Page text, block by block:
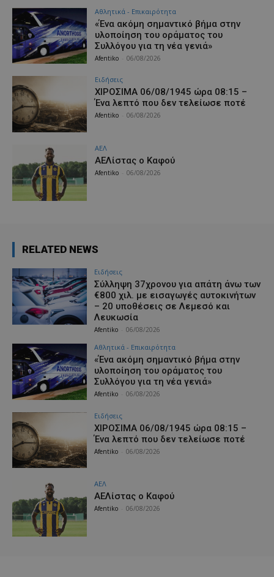
Αθλητικά - Επικαιρότητα
«Ένα ακόμη σημαντικό βήμα στην
υλοποίηση του οράματος του
Συλλόγου για τη νέα γενιά»
Afentiko 06/08/2026
Ειδήσεις
ΧΙΡΟΣΙΜΑ 06/08/1945 ώρα 08:15 –
Ένα λεπτό που δεν τελείωσε ποτέ
Afentiko 06/08/2026
ΑΕΛ
ΑΕΛίστας ο Καφού
Afentiko 06/08/2026
RELATED NEWS
Ειδήσεις
Σύλληψη 37χρονου για απάτη άνω των
€800 χιλ. με εισαγωγές αυτοκινήτων
– 20 υποθέσεις σε Λεμεσό και
Λευκωσία
Afentiko 06/08/2026
Αθλητικά - Επικαιρότητα
«Ένα ακόμη σημαντικό βήμα στην
υλοποίηση του οράματος του
Συλλόγου για τη νέα γενιά»
Afentiko 06/08/2026
Ειδήσεις
ΧΙΡΟΣΙΜΑ 06/08/1945 ώρα 08:15 –
Ένα λεπτό που δεν τελείωσε ποτέ
Afentiko 06/08/2026
ΑΕΛ
ΑΕΛίστας ο Καφού
Afentiko 06/08/2026